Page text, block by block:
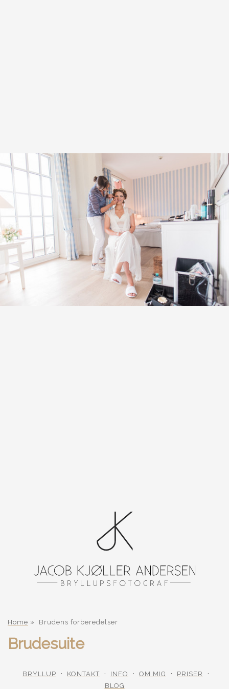
Home » Brudens forberedelser
Brudesuite
BRYLLUP KONTAKT INFO OM MIG
PRISER
BLOG